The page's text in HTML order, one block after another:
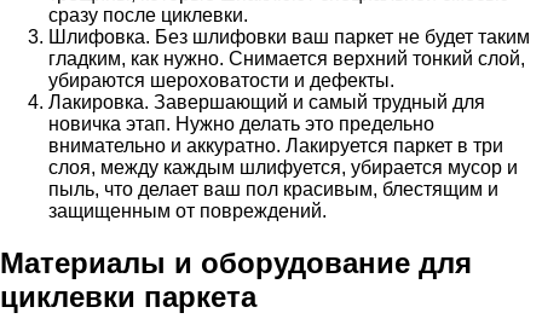
сразу после циклевки.
Шлифовка. Без шлифовки ваш паркет не будет таким
гладким, как нужно. Снимается верхний тонкий слой,
убираются шероховатости и дефекты.
Лакировка. Завершающий и самый трудный для
новичка этап. Нужно делать это предельно
внимательно и аккуратно. Лакируется паркет в три
слоя, между каждым шлифуется, убирается мусор и
пыль, что делает ваш пол красивым, блестящим и
защищенным от повреждений.
Материалы и оборудование для
циклевки паркета